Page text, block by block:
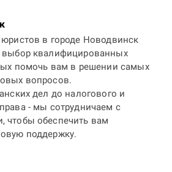
в городе Новодвинск
выбор квалифицированных
помочь вам в решении самых
вопросов.
дел до налогового и
- мы сотрудничаем с
обеспечить вам
поддержку.